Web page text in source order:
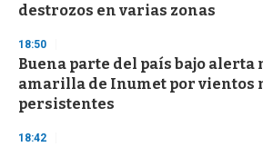
destrozos en varias zonas
18:50
Buena parte del país bajo alerta
amarilla de Inumet por vientos
persistentes
18:42